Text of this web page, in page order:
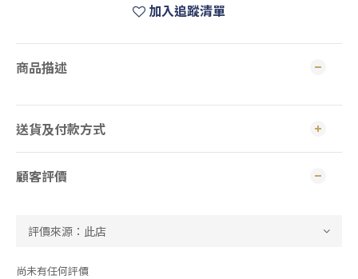
加入追蹤清單
商品描述
送貨及付款方式
顧客評價
尚未有任何評價